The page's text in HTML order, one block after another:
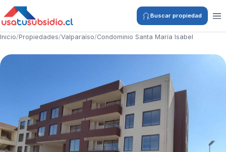
Buscar propiedad
Inicio/Propiedades/Valparaíso/Condominio Santa María Isabel